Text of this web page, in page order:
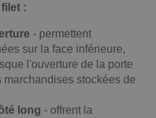
:
- permettent
sur la face inférieure,
l'ouverture de la porte
stockées de
long - offrent la